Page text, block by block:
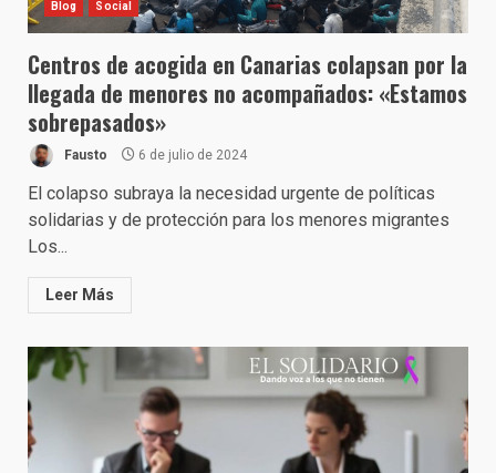
Blog Social
Centros de acogida en Canarias colapsan por la
llegada de menores no acompañados: «Estamos
sobrepasados»
Fausto 6 de julio de 2024
El colapso subraya la necesidad urgente de políticas
solidarias y de protección para los menores migrantes
Los...
Leer Más